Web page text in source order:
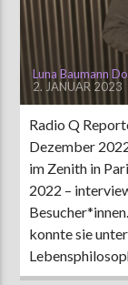
AKTUELLE SENDUNG
09:00
ZU HÖREN IN
Luna Baumann
2. JANUAR 2023
Radio Q
Dezember
im Zenith in
2022 –
konnte sie